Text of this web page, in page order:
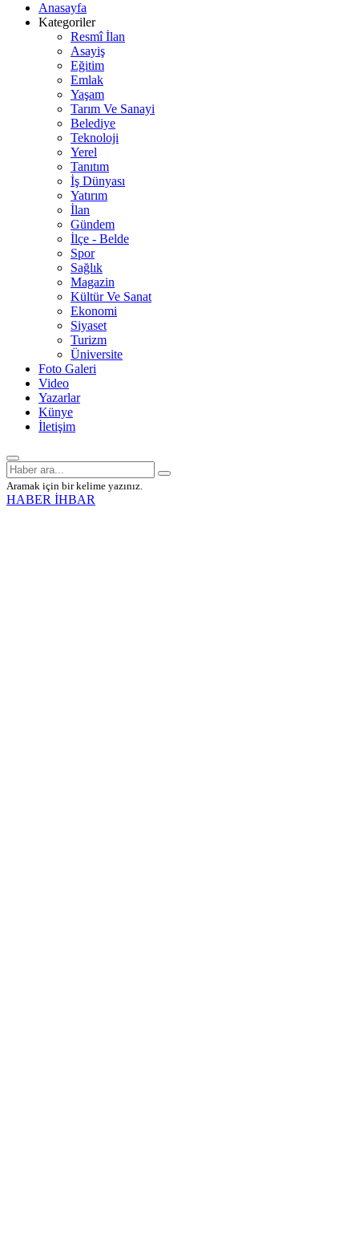
Anasayfa
Kategoriler
Resmî İlan
Asayiş
Eğitim
Emlak
Yaşam
Tarım Ve Sanayi
Belediye
Teknoloji
Yerel
Tanıtım
İş Dünyası
Yatırım
İlan
Gündem
İlçe - Belde
Spor
Sağlık
Magazin
Kültür Ve Sanat
Ekonomi
Siyaset
Turizm
Üniversite
Foto Galeri
Video
Yazarlar
Künye
İletişim
Aramak için bir kelime yazınız.
HABER İHBAR